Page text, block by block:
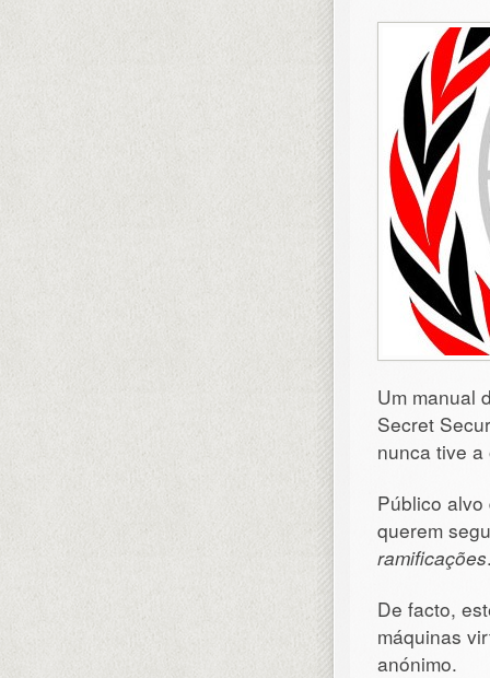
Um manual
Secret
nunca tive
Público
querem
ramificações
De facto,
máquinas
anónimo.